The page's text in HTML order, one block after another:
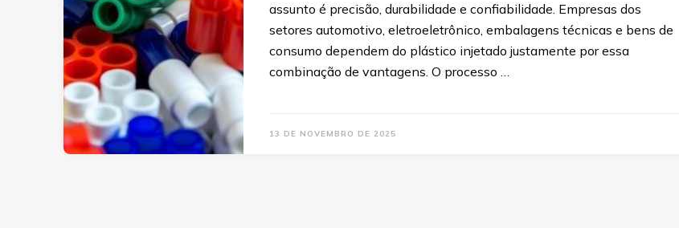
assunto é precisão, durabilidade e confiabilidade. Empresas dos
setores automotivo, eletroeletrônico, embalagens técnicas e bens de
consumo dependem do plástico injetado justamente por essa
combinação de vantagens. O processo …
13 DE NOVEMBRO DE 2025